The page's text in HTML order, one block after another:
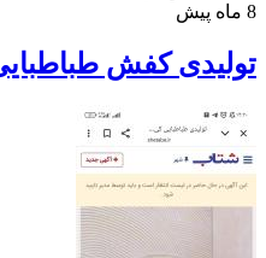
تولیدی کفش طباطبایی